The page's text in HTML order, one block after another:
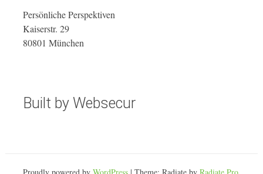
Persönliche Perspektiven
Kaiserstr. 29
80801 München
Built by Websecur